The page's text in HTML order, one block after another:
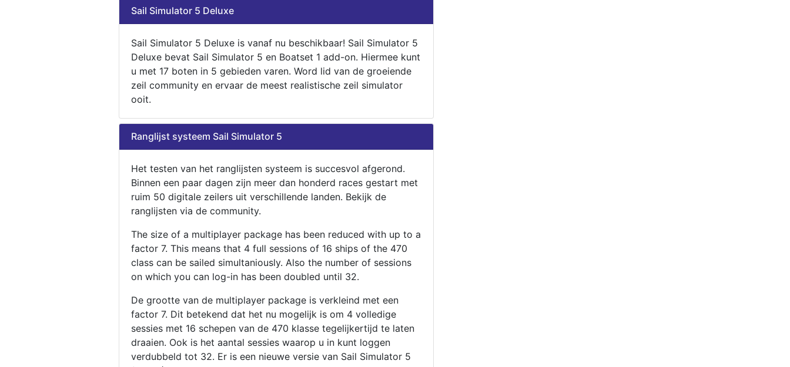
Sail Simulator 5 Deluxe
Sail Simulator 5 Deluxe is vanaf nu beschikbaar! Sail Simulator 5
Deluxe bevat Sail Simulator 5 en Boatset 1 add-on. Hiermee kunt
u met 17 boten in 5 gebieden varen. Word lid van de groeiende
zeil community en ervaar de meest realistische zeil simulator
ooit.
Ranglijst systeem Sail Simulator 5
Het testen van het ranglijsten systeem is succesvol afgerond.
Binnen een paar dagen zijn meer dan honderd races gestart met
ruim 50 digitale zeilers uit verschillende landen. Bekijk de
ranglijsten via de community.
The size of a multiplayer package has been reduced with up to a
factor 7. This means that 4 full sessions of 16 ships of the 470
class can be sailed simultaniously. Also the number of sessions
on which you can log-in has been doubled until 32.
De grootte van de multiplayer package is verkleind met een
factor 7. Dit betekend dat het nu mogelijk is om 4 volledige
sessies met 16 schepen van de 470 klasse tegelijkertijd te laten
draaien. Ook is het aantal sessies waarop u in kunt loggen
verdubbeld tot 32. Er is een nieuwe versie van Sail Simulator 5